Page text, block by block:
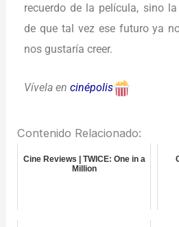
recuerdo de la película, sino
de que tal vez ese futuro ya
nos gustaría creer.
Vívela encinépolis
Contenido Relacionado:
Cine Reviews | TWICE: One in a
Million